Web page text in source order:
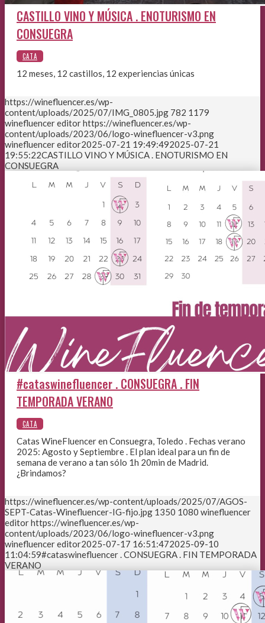
CASTILLO VINO Y MÚSICA . ENOTURISMO EN
CONSUEGRA
12 meses, 12 castillos, 12 experiencias únicas
https://winefluencer.es/wp-
content/uploads/2025/07/IMG_0805.jpg 782 1179
winefluencer editorhttps://winefluencer.es/wp-
content/uploads/2023/06/logo-winefluencer-v3.png
winefluencer editor2025-07-21 19:49:492025-07-21
19:55:22CASTILLO VINO Y MÚSICA . ENOTURISMO EN
CONSUEGRA
#cataswinefluencer . CONSUEGRA . FIN
TEMPORADA VERANO
Catas WineFluencer en Consuegra, Toledo . Fechas verano
2025: Agosto y Septiembre . El plan ideal para un fin de
semana de verano a tan sólo 1h 20min de Madrid.
¿Brindamos?
https://winefluencer.es/wp-content/uploads/2025/07/AGOS-
SEPT-Catas-Winefluencer-IG-fijo.jpg 1350 1080 winefluencer
editorhttps://winefluencer.es/wp-
content/uploads/2023/06/logo-winefluencer-v3.png
winefluencer editor2025-07-17 16:51:472025-09-10
11:04:59#cataswinefluencer . CONSUEGRA . FIN TEMPORADA
VERANO